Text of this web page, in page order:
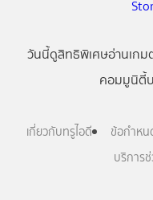
วันนี้ดูสิทธิพิเศษอ่านเกม
คอมมูนิตี้
เกี่ยวกับทรูไอดี ข้อกำหน
บริการ